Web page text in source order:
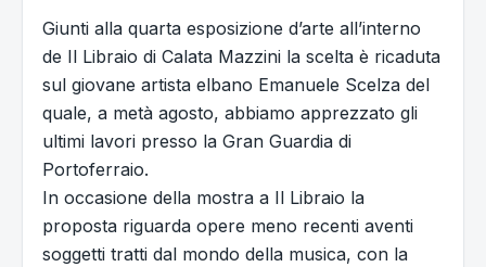
Giunti alla quarta esposizione d’arte all’interno
de Il Libraio di Calata Mazzini la scelta è ricaduta
sul giovane artista elbano Emanuele Scelza del
quale, a metà agosto, abbiamo apprezzato gli
ultimi lavori presso la Gran Guardia di
Portoferraio.
In occasione della mostra a Il Libraio la
proposta riguarda opere meno recenti aventi
soggetti tratti dal mondo della musica, con la